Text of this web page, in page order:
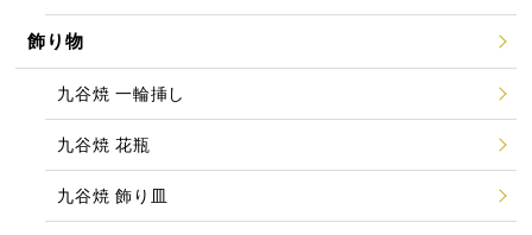
飾り物
九谷焼 一輪挿し
九谷焼 花瓶
九谷焼 飾り皿